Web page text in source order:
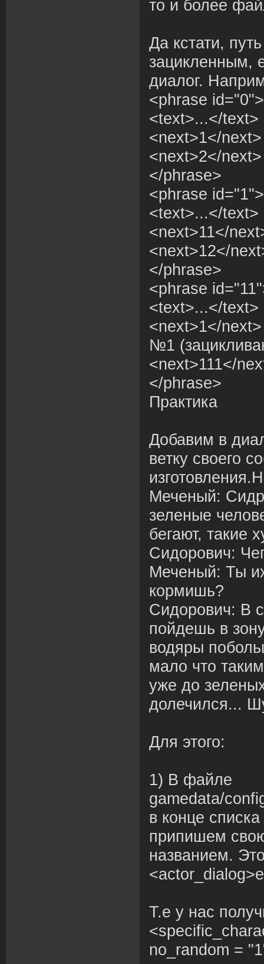
то и более
Да кстати,
зацикленным,
диалог.
<phrase id="0">
<text>...</text>
<next>1</next>
<next>2</next>
</phrase>
<phrase id="1">
<text>...</text>
<next>11</
<next>12</
</phrase>
<phrase
<text>...</text>
<next>1</
№1
<next>111</
</phrase>
Практика
Добавим в
ветку своего
Меченый:
зеленые
бегают, такие
Сидорович:
Меченый: Ты
кормишь?
Сидорович: В
пойдешь в
водяры
мало что
уже до
долечился...
Для этого:
1) В файле
gamedata/
в конце
припишем
названием.
Т.е у нас
no_random =